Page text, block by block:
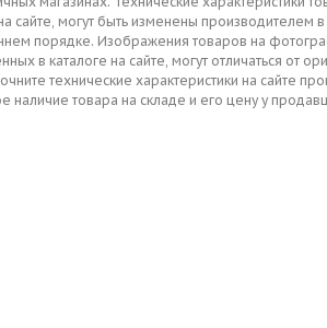
сайте, могут быть изменены производителем в
порядке. Изображения товаров на
в каталоге на сайте, могут отличаться от
технические характеристики на сайте
наличие товара на складе и его цену у